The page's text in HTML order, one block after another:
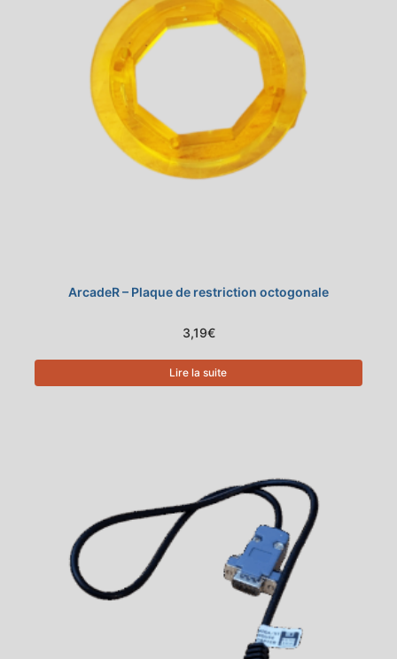
ArcadeR – Plaque de restriction octogonale
3,19€
Lire la suite